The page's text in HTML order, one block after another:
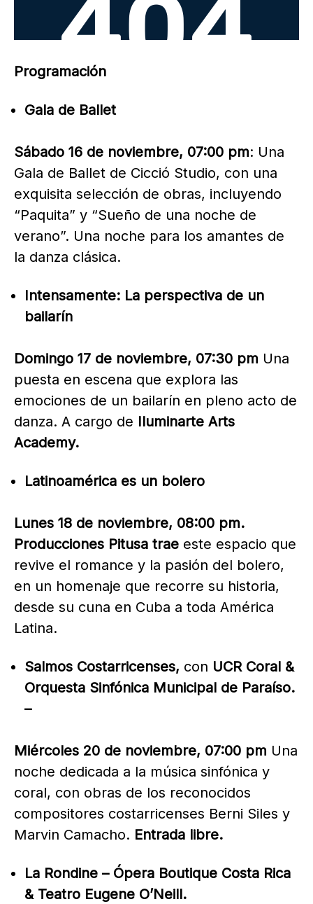
Programación
Gala de Ballet
Sábado 16 de noviembre, 07:00 pm: Una
Gala de Ballet de Cicció Studio, con una
exquisita selección de obras, incluyendo
“Paquita” y “Sueño de una noche de
verano”. Una noche para los amantes de
la danza clásica.
Intensamente: La perspectiva de un
bailarín
Domingo 17 de noviembre, 07:30 pm Una
puesta en escena que explora las
emociones de un bailarín en pleno acto de
danza. A cargo de Iluminarte Arts
Academy.
Latinoamérica es un bolero
Lunes 18 de noviembre, 08:00 pm.
Producciones Pitusa trae este espacio que
revive el romance y la pasión del bolero,
en un homenaje que recorre su historia,
desde su cuna en Cuba a toda América
Latina.
Salmos Costarricenses, con UCR Coral &
Orquesta Sinfónica Municipal de Paraíso.
–
Miércoles 20 de noviembre, 07:00 pm Una
noche dedicada a la música sinfónica y
coral, con obras de los reconocidos
compositores costarricenses Berni Siles y
Marvin Camacho. Entrada libre.
La Rondine – Ópera Boutique Costa Rica
& Teatro Eugene O’Neill.